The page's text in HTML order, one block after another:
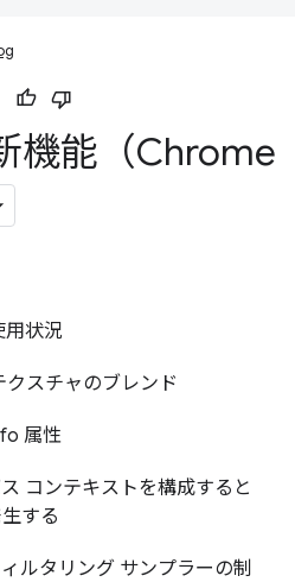
機能（Chrome
用状況
スチャのブレンド
属性
コンテキストを構成すると
する
ルタリング サンプラーの制